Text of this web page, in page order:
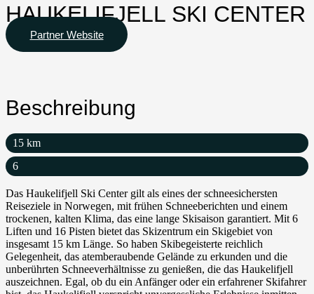
HAUKELIFJELL SKI CENTER
Partner Website
Beschreibung
15 km
6
Das Haukelifjell Ski Center gilt als eines der schneesichersten
Reiseziele in Norwegen, mit frühen Schneeberichten und einem
trockenen, kalten Klima, das eine lange Skisaison garantiert. Mit 6
Liften und 16 Pisten bietet das Skizentrum ein Skigebiet von
insgesamt 15 km Länge. So haben Skibegeisterte reichlich
Gelegenheit, das atemberaubende Gelände zu erkunden und die
unberührten Schneeverhältnisse zu genießen, die das Haukelifjell
auszeichnen. Egal, ob du ein Anfänger oder ein erfahrener Skifahrer